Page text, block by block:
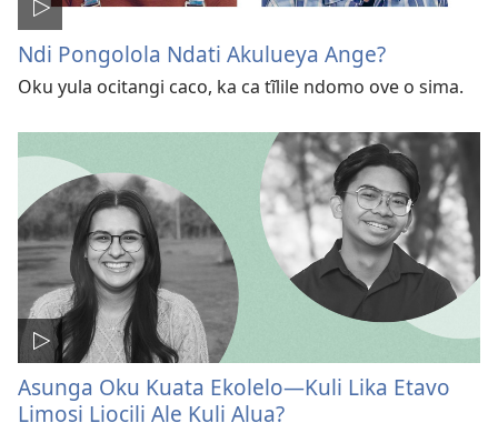
Ndi Pongolola Ndati Akulueya Ange?
Oku yula ocitangi caco, ka ca tĩlile ndomo ove o sima.
Asunga Oku Kuata Ekolelo—Kuli Lika Etavo
Limosi Liocili Ale Kuli Alua?